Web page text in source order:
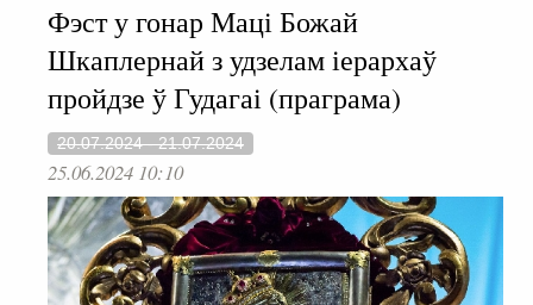
Фэст у гонар Маці Божай
Шкаплернай з удзелам іерархаў
пройдзе ў Гудагаі (праграма)
20.07.2024 - 21.07.2024
25.06.2024 10:10